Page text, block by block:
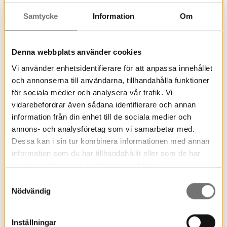
Samtycke Information Om
Denna webbplats använder cookies
Vi använder enhetsidentifierare för att anpassa innehållet
och annonserna till användarna, tillhandahålla funktioner
för sociala medier och analysera vår trafik. Vi
vidarebefordrar även sådana identifierare och annan
information från din enhet till de sociala medier och
annons- och analysföretag som vi samarbetar med.
Dessa kan i sin tur kombinera informationen med annan
information som du har tillhandahållit eller som de har
samlat in när du har använt deras tjänster.
Nödvändig
Inställningar
Barnverksamheten samlas i ljusa lokaler i
nordost och förses med pentry, matsäcksrum
mer centralt läge med bättre överblick.
Terrassen längs entrésidan, med sitt attraktiva
sydvästläge och utsikt över parken, utvidgas
och görs möblerbar.
Konservatorsateljén flyttar in i museet på
Sandgrund i Karlstad och bereds plats i
entréplan i den äldre museibyggnaden. På dess